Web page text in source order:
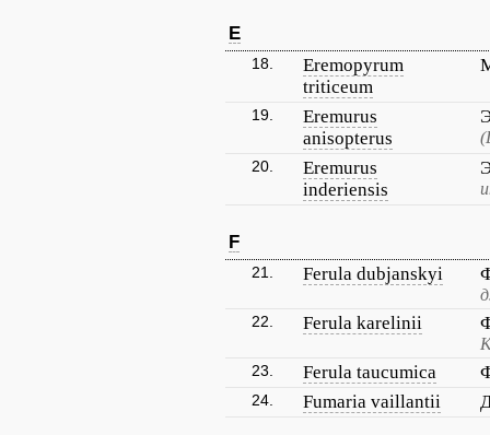
E
18.
Eremopyrum
triticeum
19.
Eremurus
anisopterus
20.
Eremurus
inderiensis
F
21. Ferula dubjanskyi
22. Ferula karelinii
23. Ferula taucumica
24. Fumaria vaillantii